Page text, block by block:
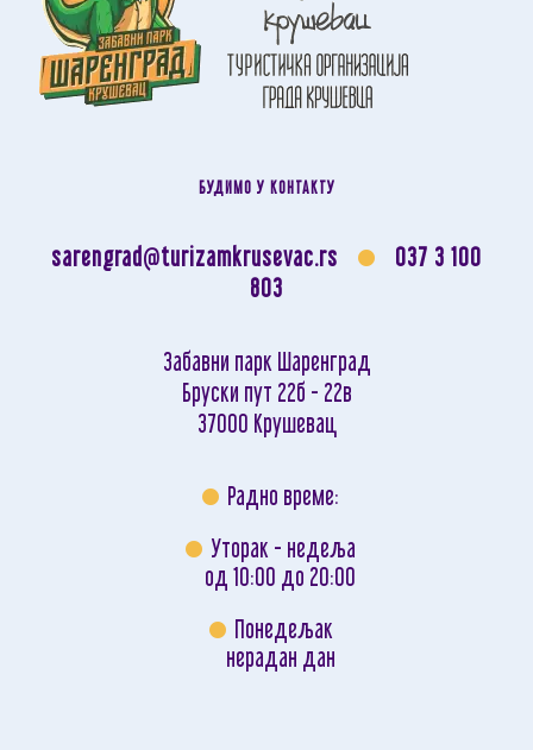
БУДИМО У КОНТАКТУ
sarengrad@turizamkrusevac.rs
037 3 100
803
Забавни парк Шаренград
Бруски пут 22б - 22в
37000 Крушевац
Радно време:
Уторак - недеља
од 10:00 до 20:00
Понедељак
нерадан дан